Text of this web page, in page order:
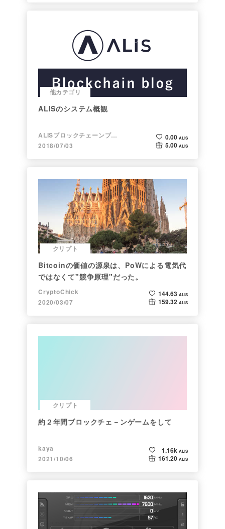
他カテゴリ
ALISのシステム概観
ALISブロックチェーンブログ
2018/07/03
0.00 ALIS
5.00 ALIS
クリプト
Bitcoinの価値の源泉は、PoWによる電気代
ではなくて"競争原理"だった。
CryptoChick
2020/03/07
144.63 ALIS
159.32 ALIS
クリプト
約２年間ブロックチェ－ンゲームをして
kaya
2021/10/06
1.16k ALIS
161.20 ALIS